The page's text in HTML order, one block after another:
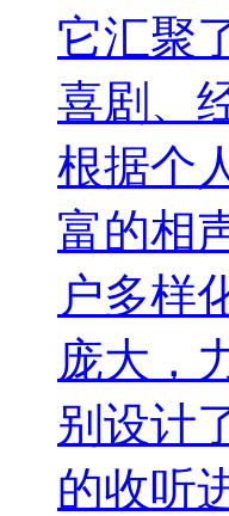
它汇聚
喜剧、
根据个
富的相
户多样
庞大，
别设计
的收听